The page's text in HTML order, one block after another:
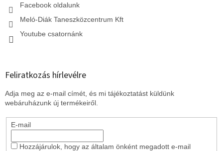
Facebook oldalunk
Meló-Diák Taneszközcentrum Kft
Youtube csatornánk
Feliratkozás hírlevélre
Adja meg az e-mail címét, és mi tájékoztatást küldünk
webáruházunk új termékeiről.
E-mail
Hozzájárulok, hogy az általam önként megadott e-mail